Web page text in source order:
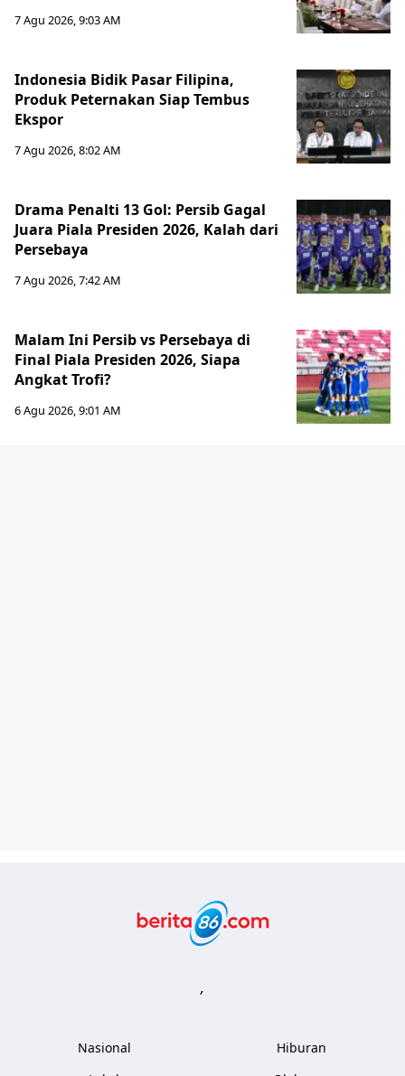
7 Agu 2026, 9:03 AM
Indonesia Bidik Pasar Filipina,
Produk Peternakan Siap Tembus
Ekspor
7 Agu 2026, 8:02 AM
Drama Penalti 13 Gol: Persib Gagal
Juara Piala Presiden 2026, Kalah dari
Persebaya
7 Agu 2026, 7:42 AM
Malam Ini Persib vs Persebaya di
Final Piala Presiden 2026, Siapa
Angkat Trofi?
6 Agu 2026, 9:01 AM
,
Nasional
Hiburan